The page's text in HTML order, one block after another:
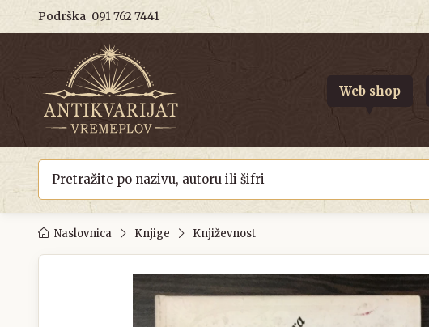
Podrška 091 762 7441
Web shop
Naslovnica Knjige Književnost